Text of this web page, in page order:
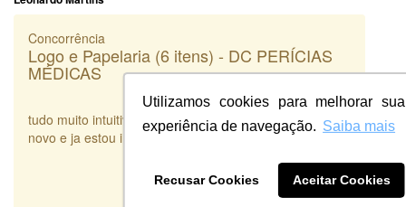
Utilizamos cookies para melhorar sua
experiência de navegação. Saiba mais
Recusar Cookies Aceitar Cookies
Concorrência
Logo e Papelaria (6 itens) - DC PERÍCIAS
MÉDICAS
tudo muito intuitivo e eficiente. Se precisar voltarei de
novo e ja estou indicando